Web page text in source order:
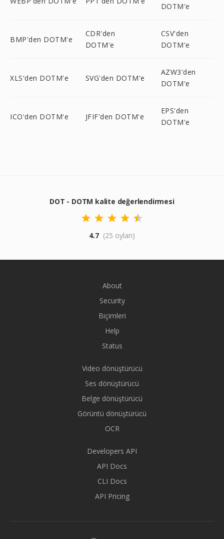
DOTM'e
BMP'den DOTM'e
CDR'den
DOTM'e
CSV'den
DOTM'e
XLS'den DOTM'e SVG'den DOTM'e
AZW3'den
DOTM'e
ICO'den DOTM'e JFIF'den DOTM'e
EPS'den
DOTM'e
DOT - DOTM kalite değerlendirmesi
4.7 (25 oyları)
About
Security
Biçimleri
Help
Status
Video dönüştürücü
Ses dönüştürücü
Belge dönüştürücü
Görüntü dönüştürücü
OCR
Developers API
API Docs
CLI Docs
API Pricing